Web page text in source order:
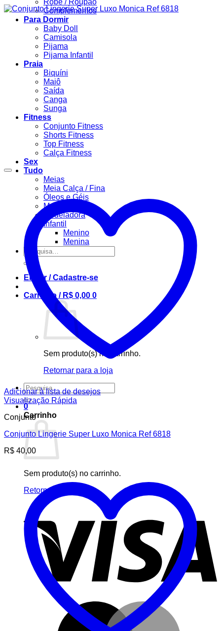
Robe / Roupão
Complementos
Para Dormir
Baby Doll
Camisola
Pijama
Pijama Infantil
Praia
Biquíni
Maiô
Saída
Canga
Sunga
Fitness
Conjunto Fitness
Shorts Fitness
Top Fitness
Calça Fitness
Sex
Tudo
Meias
Meia Calça / Fina
Óleos e Géis
Masculino
Modeladora
Infantil
Menino
Menina
Pesquisar
por:
Entrar / Cadastre-se
Carrinho / R$ 0,00 0
Sem produto(s) no carrinho.
Retornar para a loja
Pesquisar
por:
0
Carrinho
Sem produto(s) no carrinho.
Retornar para a loja
mais
Adicionar à lista de desejos
Visualização Rápida
Conjunto
Conjunto Lingerie Super Luxo Monica Ref 6818
R$ 40,00